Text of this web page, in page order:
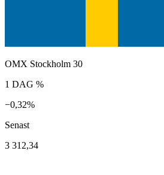
OMX Stockholm 30
1 DAG %
−0,32%
Senast
3 312,34